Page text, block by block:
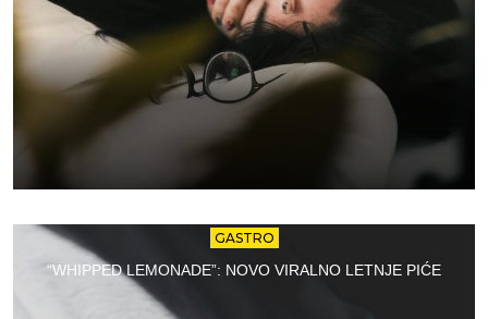
GASTRO
“WHIPPED LEMONADE”: NOVO VIRALNO LETNJE PIĆE